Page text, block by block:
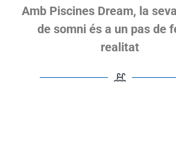
Amb Piscines Dream, la
de somni és a un pas de
realitat